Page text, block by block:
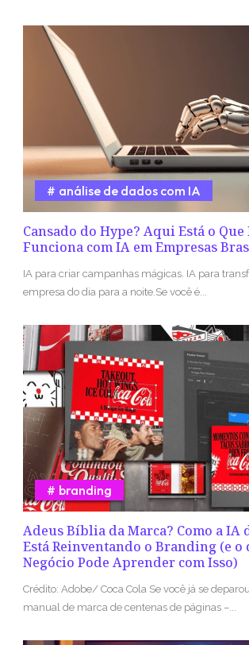
Cansado do Hype? Aqui Está o Que
Funciona com IA em Empresas
análise de dados com IA
IA para criar campanhas mágicas. IA para
empresa do dia para a noite.Se você é...
Adeus Bíblia da Marca? Como a IA
Está Reinventando o Branding (e o
Negócio Pode Aprender com Isso)
branding
Crédito: Adobe/ Coca Cola Se você já se
manual de marca de centenas de páginas –...